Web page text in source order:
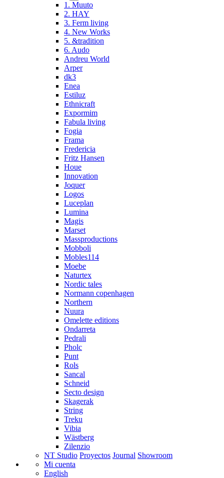
1. Muuto
2. HAY
3. Ferm living
4. New Works
5. &tradition
6. Audo
Andreu World
Arper
dk3
Enea
Estiluz
Ethnicraft
Expormim
Fabula living
Fogia
Frama
Fredericia
Fritz Hansen
Houe
Innovation
Joquer
Logos
Luceplan
Lumina
Magis
Marset
Massproductions
Mobboli
Mobles114
Moebe
Naturtex
Nordic tales
Normann copenhagen
Northern
Nuura
Omelette editions
Ondarreta
Pedrali
Pholc
Punt
Rols
Sancal
Schneid
Secto design
Skagerak
String
Treku
Vibia
Wästberg
Zilenzio
NT Studio Proyectos Journal Showroom
Mi cuenta
English